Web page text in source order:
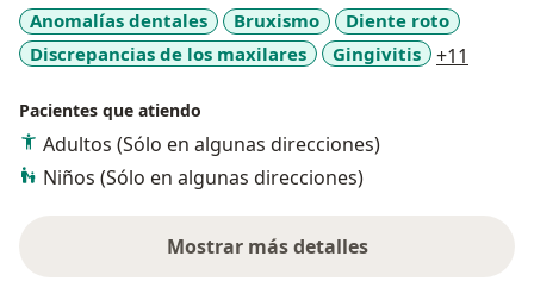
Anomalías dentales Bruxismo
Diente roto
Discrepancias de los maxilares
Gingivitis +11
Pacientes que atiendo
Adultos (Sólo en algunas direcciones)
Niños (Sólo en algunas direcciones)
Mostrar más detalles
sobre la experiencia